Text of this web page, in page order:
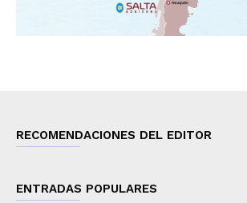
RECOMENDACIONES DEL EDITOR
ENTRADAS POPULARES